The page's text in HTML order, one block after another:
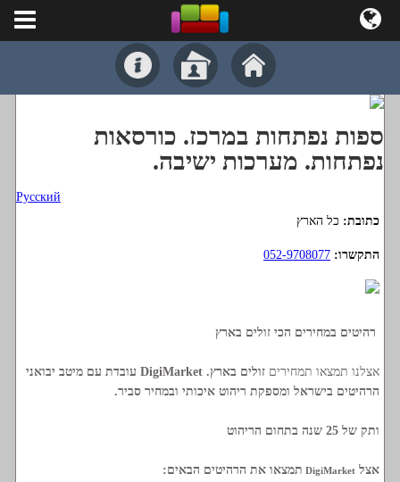
ספות נפתחות במרכז. כורסאות
נפתחות. מערכות ישיבה.
Русский
כתובת: כל הארץ
התקשרו: 052-9708077
רהיטים במחירים הכי זולים בארץ
אצלנו תמצאו תמחירים זולים בארץ.
DigiMarket עובדת עם מיטב יבואני
הרהיטים בישראל ומספקת ריהוט איכותי ובמחיר סביר.
ותק של 25 שנה בתחום הריהוט
אצל DigiMarket תמצאו את הרהיטים הבאים: